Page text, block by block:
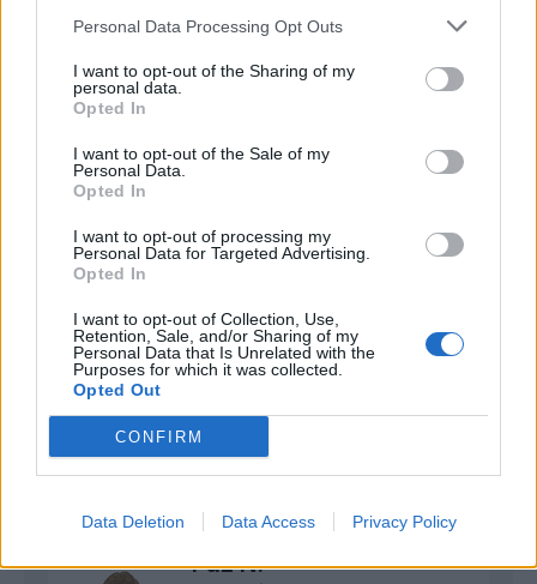
Personal Data Processing Opt Outs
I want to opt-out of the Sharing of my
personal data.
Opted In
I want to opt-out of the Sale of my
Personal Data.
Opted In
I want to opt-out of processing my
Personal Data for Targeted Advertising.
Opted In
I want to opt-out of Collection, Use,
Retention, Sale, and/or Sharing of my
Personal Data that Is Unrelated with the
Purposes for which it was collected.
Opted Out
CONFIRM
Data Deletion Data Access Privacy Policy
Non impiega molto a sintonizzarsi sulla
partita con corsa e movimenti a provare a
spezzare il blocco difensivo cremonese. Alla
manca il guizzo.
Perrone
Incompleto
Bonus e Malus
Tocca e gioca tanti palloni, è sempre
propositivo nel dettare linee di passaggio ai
Paz N.